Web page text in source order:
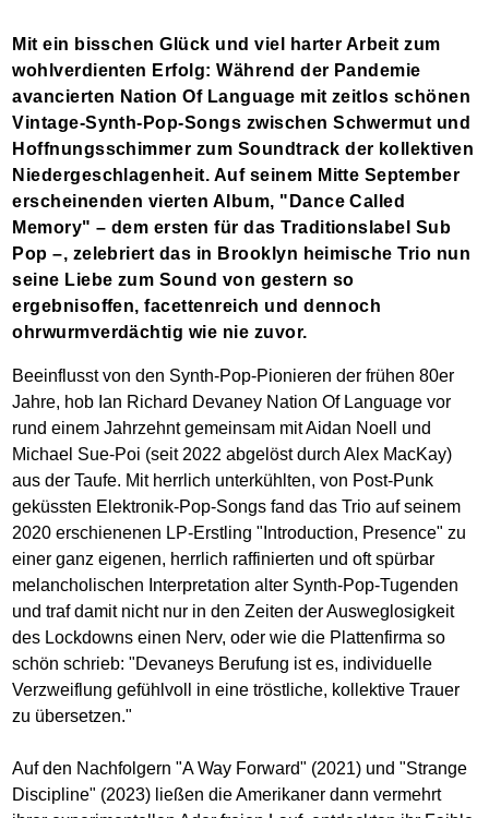
Mit ein bisschen Glück und viel harter Arbeit zum
wohlverdienten Erfolg: Während der Pandemie
avancierten Nation Of Language mit zeitlos schönen
Vintage-Synth-Pop-Songs zwischen Schwermut und
Hoffnungsschimmer zum Soundtrack der kollektiven
Niedergeschlagenheit. Auf seinem Mitte September
erscheinenden vierten Album, "Dance Called
Memory" – dem ersten für das Traditionslabel Sub
Pop –, zelebriert das in Brooklyn heimische Trio nun
seine Liebe zum Sound von gestern so
ergebnisoffen, facettenreich und dennoch
ohrwurmverdächtig wie nie zuvor.
Beeinflusst von den Synth-Pop-Pionieren der frühen 80er
Jahre, hob Ian Richard Devaney Nation Of Language vor
rund einem Jahrzehnt gemeinsam mit Aidan Noell und
Michael Sue-Poi (seit 2022 abgelöst durch Alex MacKay)
aus der Taufe. Mit herrlich unterkühlten, von Post-Punk
geküssten Elektronik-Pop-Songs fand das Trio auf seinem
2020 erschienenen LP-Erstling "Introduction, Presence" zu
einer ganz eigenen, herrlich raffinierten und oft spürbar
melancholischen Interpretation alter Synth-Pop-Tugenden
und traf damit nicht nur in den Zeiten der Ausweglosigkeit
des Lockdowns einen Nerv, oder wie die Plattenfirma so
schön schrieb: "Devaneys Berufung ist es, individuelle
Verzweiflung gefühlvoll in eine tröstliche, kollektive Trauer
zu übersetzen."
Auf den Nachfolgern "A Way Forward" (2021) und "Strange
Discipline" (2023) ließen die Amerikaner dann vermehrt